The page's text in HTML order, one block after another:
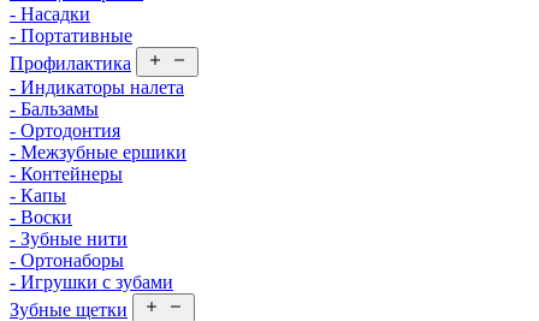
- Насадки
- Портативные
Профилактика
- Индикаторы налета
- Бальзамы
- Ортодонтия
- Межзубные ершики
- Контейнеры
- Капы
- Воски
- Зубные нити
- Ортонаборы
- Игрушки с зубами
Зубные щетки